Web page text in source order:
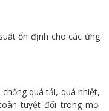
ổn định cho các ứng
quá tải, quá nhiệt,
tuyệt đối trong mọi